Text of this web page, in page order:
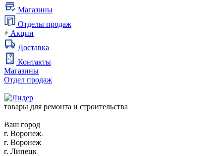
Магазины
Отделы продаж
Акции
Доставка
Контакты
Магазины
Отдел продаж
товары для ремонта и строительства
Ваш город
г. Воронеж
г. Воронеж
г. Липецк